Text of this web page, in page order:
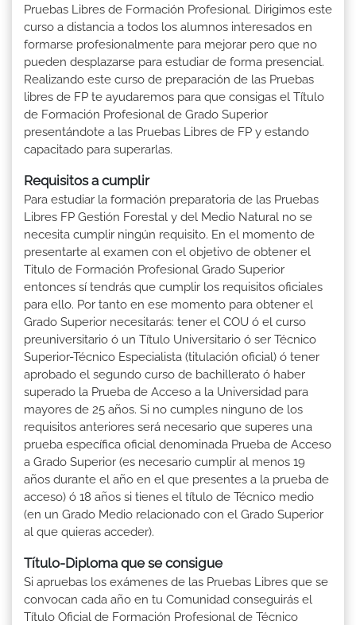
Pruebas Libres de Formación Profesional. Dirigimos este
curso a distancia a todos los alumnos interesados en
formarse profesionalmente para mejorar pero que no
pueden desplazarse para estudiar de forma presencial.
Realizando este curso de preparación de las Pruebas
libres de FP te ayudaremos para que consigas el Título
de Formación Profesional de Grado Superior
presentándote a las Pruebas Libres de FP y estando
capacitado para superarlas.
Requisitos a cumplir
Para estudiar la formación preparatoria de las Pruebas
Libres FP Gestión Forestal y del Medio Natural no se
necesita cumplir ningún requisito. En el momento de
presentarte al examen con el objetivo de obtener el
Titulo de Formación Profesional Grado Superior
entonces sí tendrás que cumplir los requisitos oficiales
para ello. Por tanto en ese momento para obtener el
Grado Superior necesitarás: tener el COU ó el curso
preuniversitario ó un Título Universitario ó ser Técnico
Superior-Técnico Especialista (titulación oficial) ó tener
aprobado el segundo curso de bachillerato ó haber
superado la Prueba de Acceso a la Universidad para
mayores de 25 años. Si no cumples ninguno de los
requisitos anteriores será necesario que superes una
prueba específica oficial denominada Prueba de Acceso
a Grado Superior (es necesario cumplir al menos 19
años durante el año en el que presentes a la prueba de
acceso) ó 18 años si tienes el título de Técnico medio
(en un Grado Medio relacionado con el Grado Superior
al que quieras acceder).
Título-Diploma que se consigue
Si apruebas los exámenes de las Pruebas Libres que se
convocan cada año en tu Comunidad conseguirás el
Título Oficial de Formación Profesional de Técnico